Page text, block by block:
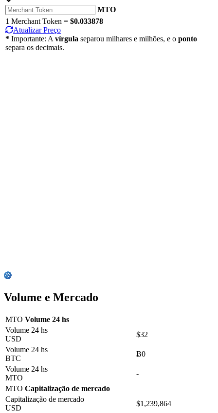
MTO
1 Merchant Token = $0.033878
Atualizar Preço
* Importante: A vírgula separou milhares e milhões, e o ponto
separa os decimais.
Volume e Mercado
MTO Volume 24 hs
Volume 24 hs
USD
$32
Volume 24 hs
BTC
Ƀ0
Volume 24 hs
MTO
-
MTO Capitalização de mercado
Capitalização de mercado
USD
$1,239,864